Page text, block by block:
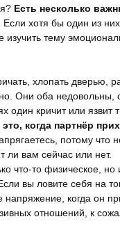
Есть несколько
Если хотя бы один из
тему
хлопать дверью,
Они оба
один кричит или язвит
когда партнёр
потому что
ли вам сейчас или нет.
что-то физическое, но
вы ловите себя на
напряжение, когда он
отношений, к